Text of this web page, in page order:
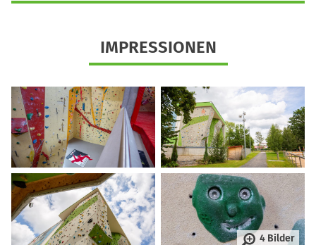
IMPRESSIONEN
4 Bilder